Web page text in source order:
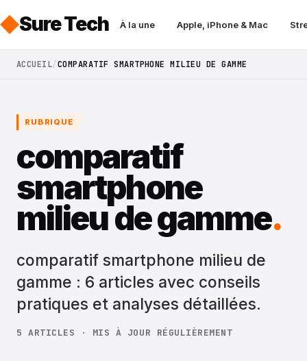
Sure Tech À la une Apple, iPhone & Mac
ACCUEIL COMPARATIF SMARTPHONE MILIEU DE GAMME
RUBRIQUE
comparatif
smartphone
milieu de gamme.
comparatif smartphone milieu de
gamme : 6 articles avec conseils
pratiques et analyses détaillées.
5 ARTICLES · MIS À JOUR RÉGULIÈREMENT